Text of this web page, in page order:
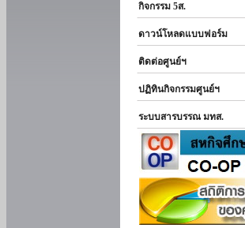
กิจกรรม 5ส.
ดาวน์โหลดแบบฟอร์ม
ติดต่อศูนย์ฯ
ปฏิทินกิจกรรมศูนย์ฯ
ระบบสารบรรณ มทส.